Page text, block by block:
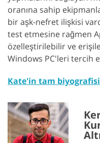
oranına sahip
bir aşk-nefret ilişkisi
test etmesine rağmen
özelleştirilebilir ve
Windows PC'leri tercih
Kate'in tam